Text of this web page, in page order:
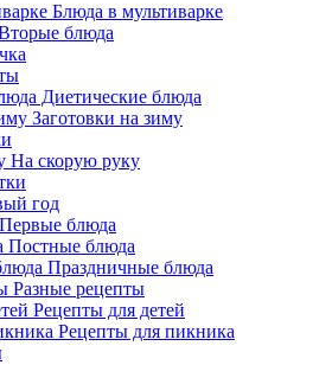
Блюда в мультиварке
блюда
Диетические блюда
Заготовки на зиму
На скорую руку
год
Первые блюда
Постные блюда
Праздничные блюда
Разные рецепты
Рецепты для детей
Рецепты для пикника